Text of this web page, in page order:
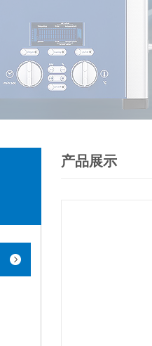
产品展示